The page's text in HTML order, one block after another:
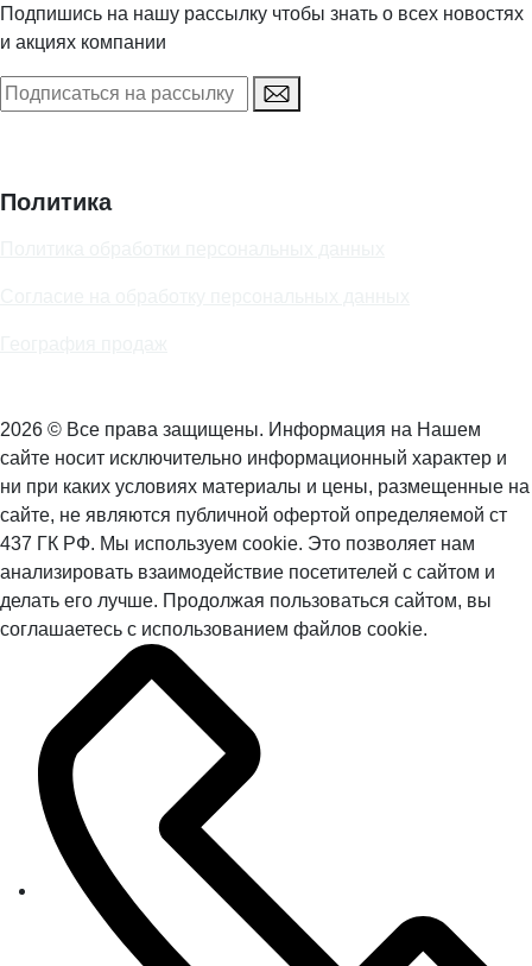
Подпишись на нашу рассылку чтобы знать о всех новостях
и акциях компании
Политика
2026 © Все права защищены. Информация на Нашем
сайте носит исключительно информационный характер и
ни при каких условиях материалы и цены, размещенные на
сайте, не являются публичной офертой определяемой ст
437 ГК РФ. Мы используем cookie. Это позволяет нам
анализировать взаимодействие посетителей с сайтом и
делать его лучше. Продолжая пользоваться сайтом, вы
соглашаетесь с использованием файлов cookie.